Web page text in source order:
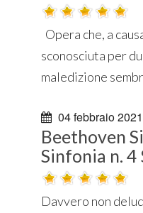
Opera che, a
sconosciuta per
maledizione
04 febbraio 2021
Beethoven
Sinfonia n.
Davvero non